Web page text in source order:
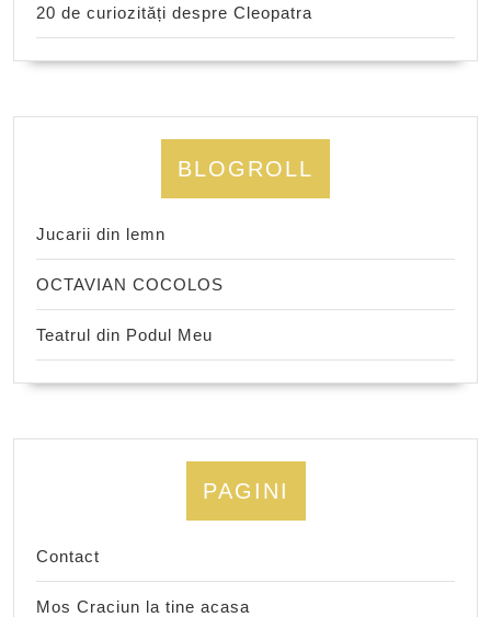
20 de curiozități despre Cleopatra
BLOGROLL
Jucarii din lemn
OCTAVIAN COCOLOS
Teatrul din Podul Meu
PAGINI
Contact
Mos Craciun la tine acasa